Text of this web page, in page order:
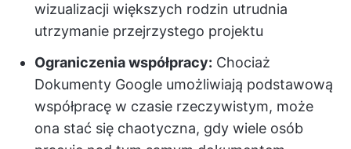
wizualizacji większych rodzin utrudnia
utrzymanie przejrzystego projektu
Ograniczenia współpracy: Chociaż
Dokumenty Google umożliwiają podstawową
współpracę w czasie rzeczywistym, może
ona stać się chaotyczna, gdy wiele osób